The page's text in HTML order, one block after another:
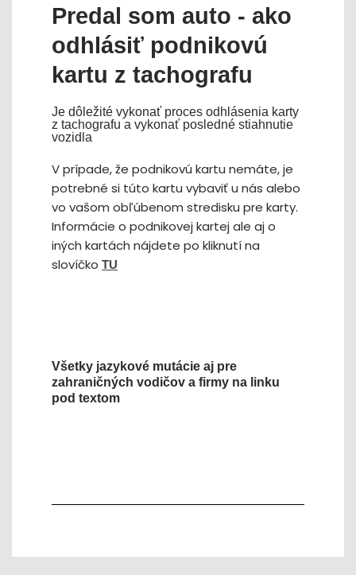
Predal som auto - ako
odhlásiť podnikovú
kartu z tachografu
Je dôležité vykonať proces odhlásenia karty
z tachografu a vykonať posledné stiahnutie
vozidla
V prípade, že podnikovú kartu nemáte, je
potrebné si túto kartu vybaviť u nás alebo
vo vašom obľúbenom stredisku pre karty.
Informácie o podnikovej kartej ale aj o
iných kartách nájdete po kliknutí na
slovíčko TU
Všetky jazykové mutácie aj pre
zahraničných vodičov a firmy na linku
pod textom